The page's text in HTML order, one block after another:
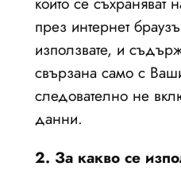
през интернет
използвате, и
свързана само с
следователно не
данни.
2. За какво се